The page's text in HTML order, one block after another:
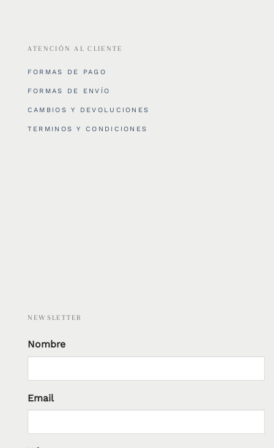
ATENCIÓN AL CLIENTE
FORMAS DE PAGO
FORMAS DE ENVÍO
CAMBIOS Y DEVOLUCIONES
TERMINOS Y CONDICIONES
NEWSLETTER
Nombre
Email